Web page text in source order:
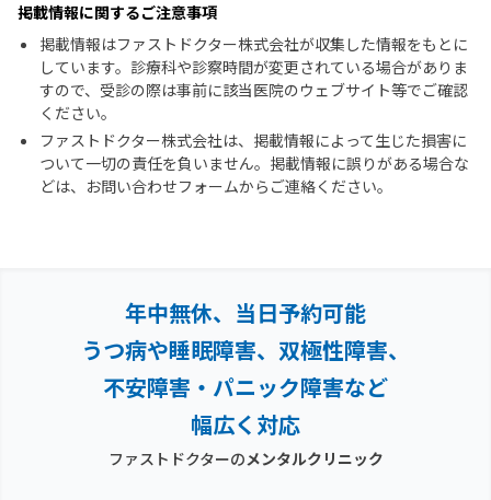
掲載情報に関するご注意事項
掲載情報はファストドクター株式会社が収集した情報をもとに
しています。診療科や診察時間が変更されている場合がありま
すので、受診の際は事前に該当医院のウェブサイト等でご確認
ください。
ファストドクター株式会社は、掲載情報によって生じた損害に
ついて一切の責任を負いません。掲載情報に誤りがある場合な
どは、お問い合わせフォームからご連絡ください。
年中無休、当日予約可能
うつ病や睡眠障害、双極性障害、
不安障害・パニック障害など
幅広く対応
ファストドクターのメンタルクリニック